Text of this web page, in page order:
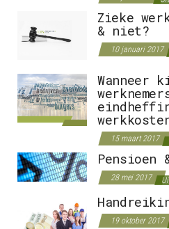
Zieke
& niet?
10 januari 2017
Wanneer
15 maart 2017
Pensioen
28 mei 2017
19 oktober 2017